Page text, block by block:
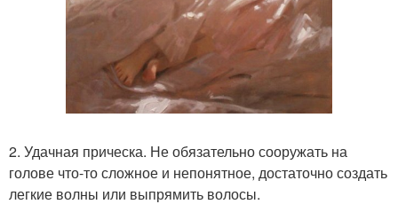
2. Удачная прическа. Не обязательно сооружать на
голове что-то сложное и непонятное, достаточно создать
легкие волны или выпрямить волосы.